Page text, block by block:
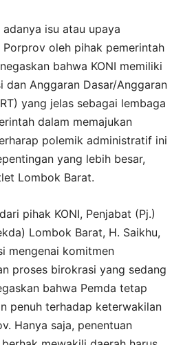
isu atau upaya
oleh pihak pemerintah
bahwa KONI memiliki
dan Anggaran Dasar/Anggaran
yang jelas sebagai lembaga
dalam memajukan
polemik administratif ini
yang lebih besar,
Lombok Barat.
pihak KONI, Penjabat (Pj.)
Lombok Barat, H. Saikhu,
mengenai komitmen
proses birokrasi yang sedang
bahwa Pemda tetap
penuh terhadap keterwakilan
Hanya saja, penentuan